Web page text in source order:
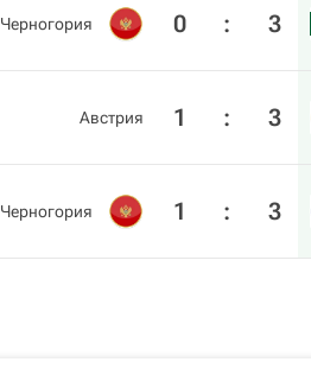
Черногория 0 : 3
Австрия 1 : 3
Черногория 1 : 3